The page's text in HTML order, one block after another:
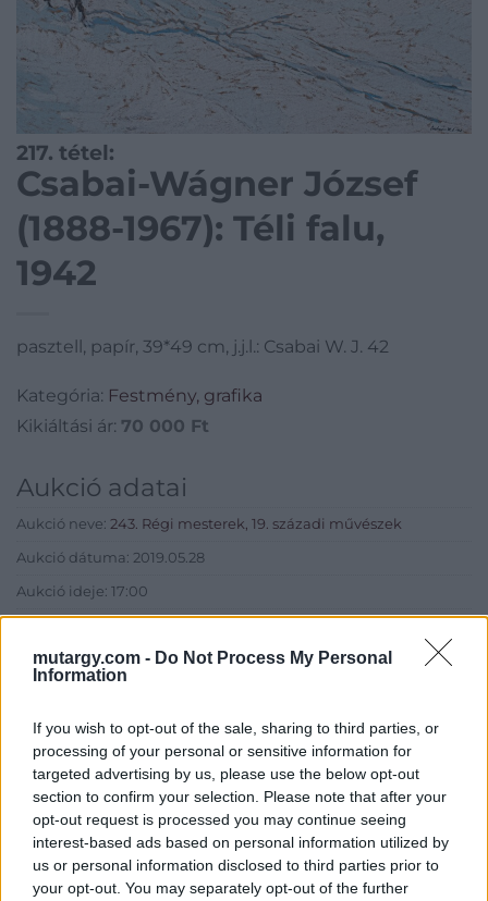
mutargy.com - Do Not Process My Personal
Information
If you wish to opt-out of the sale, sharing to third parties, or
processing of your personal or sensitive information for
targeted advertising by us, please use the below opt-out
section to confirm your selection. Please note that after your
opt-out request is processed you may continue seeing
interest-based ads based on personal information utilized by
us or personal information disclosed to third parties prior to
your opt-out. You may separately opt-out of the further
217. tétel:
Csabai-Wágner József
(1888-1967): Téli falu,
1942
pasztell, papír, 39*49 cm, j.j.l.: Csabai W. J. 42
Kategória: Festmény, grafika
Kikiáltási ár: 70 000 Ft
Aukció adatai
Aukció neve: 243. Régi mesterek, 19. századi művészek
Aukció dátuma: 2019.05.28
Aukció ideje: 17:00
Tételszám: 217
Eladó adatai
Nagyházi Galéria és
Cím: Müller Márta
Nagyházi Galéria és Aukciósház
Kft.
1055 Budapest, Balaton utca 8.